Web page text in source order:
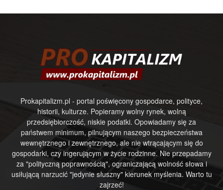
Prokapitalizm.pl - portal poświęcony gospodarce, polityce,
historii, kulturze. Popieramy wolny rynek, wolną
przedsiębiorczość, niskie podatki. Opowiadamy się za
państwem minimum, pilnującym naszego bezpieczeństwa
wewnętrznego i zewnętrznego, ale nie wtrącającym się do
gospodarki, czy ingerującym w życie rodzinne. Nie przepadamy
za "polityczną poprawnością", ograniczającą wolność słowa i
usiłującą narzucić "jedynie słuszny" kierunek myślenia. Warto tu
zajrzeć!